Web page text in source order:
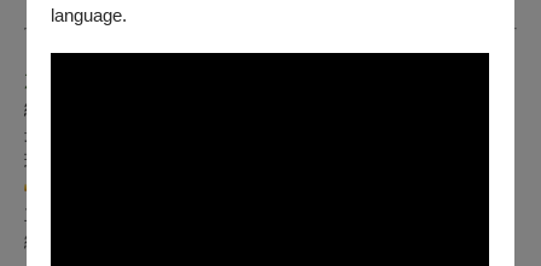
language.
【每一場人間條件都不想錯過？】
加入
終身會員費 NT$500 (郵資費另計)
最新演出優先購票選位，享有八折至八五折優惠
現場購買綠光周邊商品享最優惠價、不定期舉辦會員限定活動
立即加入綠光劇團
終身會員